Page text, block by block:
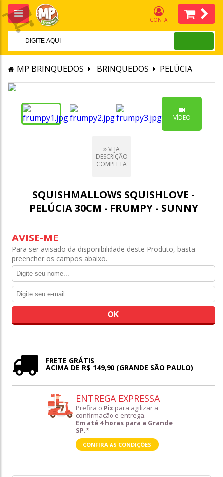
CONTA
MP BRINQUEDOS BRINQUEDOS PELÚCIA
VÍDEO
VEJA
DESCRIÇÃO
COMPLETA
SQUISHMALLOWS SQUISHLOVE -
PELÚCIA 30CM - FRUMPY - SUNNY
AVISE-ME
Para ser avisado da disponibilidade deste Produto, basta
preencher os campos abaixo.
FRETE GRÁTIS
ACIMA DE R$ 149,90 (GRANDE SÃO PAULO)
ENTREGA EXPRESSA
Prefira o Pix para agilizar a
confirmação e entrega.
Em até 4 horas para a Grande
SP.*
CONFIRA AS CONDIÇÕES